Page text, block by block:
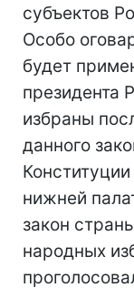
субъектов
Особо
будет
президента
избраны
данного
нижней
закон
народных